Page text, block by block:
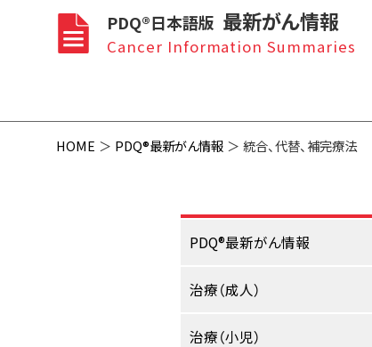
このサイトについて
About Cancer Information Japan
がんの種類
Cancer Types
最新がん情報
Summaries
PDQ®日本語版 最新がん情報
Cancer Information Summaries
HOME PDQ®最新がん情報 統合、代替、補完療法
PDQ®最新がん情報
治療（成人）
治療（小児）